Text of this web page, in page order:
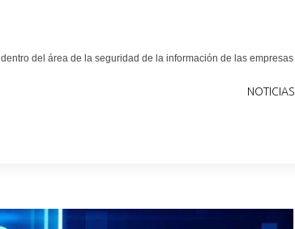
del área de la seguridad de la información de las empresas
NOTICIAS